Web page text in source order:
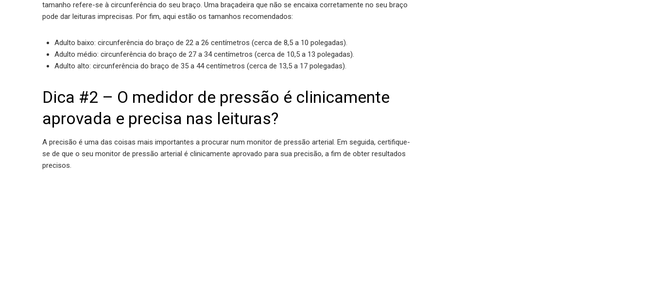
tamanho refere-se à circunferência do seu braço. Uma braçadeira que não se encaixa corretamente no seu braço
pode dar leituras imprecisas. Por fim, aqui estão os tamanhos recomendados:
Adulto baixo: circunferência do braço de 22 a 26 centímetros (cerca de 8,5 a 10 polegadas).
Adulto médio: circunferência do braço de 27 a 34 centímetros (cerca de 10,5 a 13 polegadas).
Adulto alto: circunferência do braço de 35 a 44 centímetros (cerca de 13,5 a 17 polegadas).
Dica #2 – O medidor de pressão é clinicamente
aprovada e precisa nas leituras?
A precisão é uma das coisas mais importantes a procurar num monitor de pressão arterial. Em seguida, certifique-
se de que o seu monitor de pressão arterial é clinicamente aprovado para sua precisão, a fim de obter resultados
precisos.